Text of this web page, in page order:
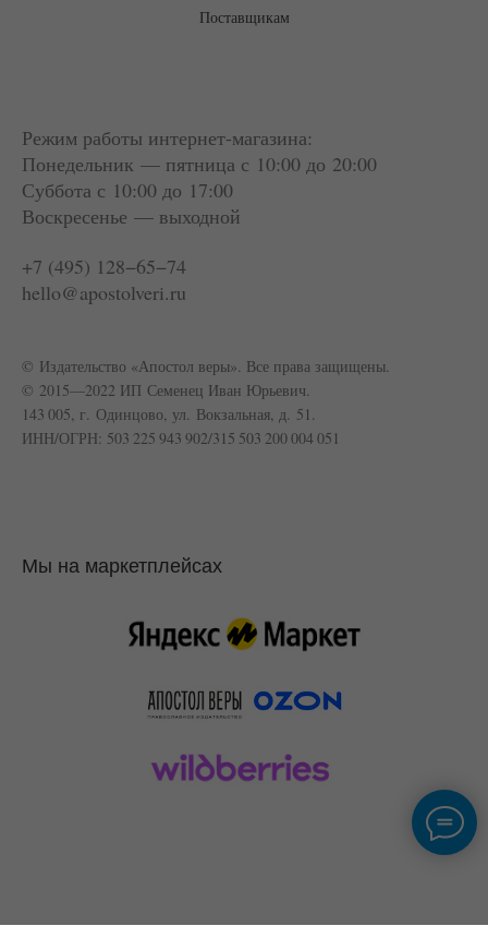
Поставщикам
Режим работы интернет-магазина:
Понедельник — пятница с 10:00 до 20:00
Суббота с 10:00 до 17:00
Воскресенье — выходной
+7 (495) 128−65−74
hello@apostolveri.ru
© Издательство «Апостол веры». Все права защищены.
© 2015—2022 ИП Семенец Иван Юрьевич.
143 005, г. Одинцово, ул. Вокзальная, д. 51.
ИНН/ОГРН: 503 225 943 902/315 503 200 004 051
Мы на маркетплейсах